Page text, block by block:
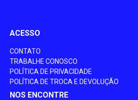
ACESSO
CONTATO
TRABALHE CONOSCO
POLÍTICA DE PRIVACIDADE
POLÍTICA DE TROCA E DEVOLUÇÃO
NOS ENCONTRE